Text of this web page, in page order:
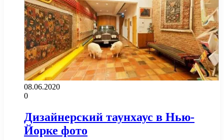
08.06.2020
0
Дизайнерский таунхаус в Нью-
Йорке фото